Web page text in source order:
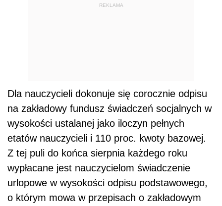
REKLAMA
Dla nauczycieli dokonuje się corocznie odpisu
na zakładowy fundusz świadczeń socjalnych w
wysokości ustalanej jako iloczyn pełnych
etatów nauczycieli i 110 proc. kwoty bazowej.
Z tej puli do końca sierpnia każdego roku
wypłacane jest nauczycielom świadczenie
urlopowe w wysokości odpisu podstawowego,
o którym mowa w przepisach o zakładowym